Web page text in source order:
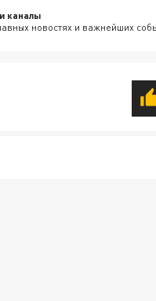
каналы
новостях и важнейших